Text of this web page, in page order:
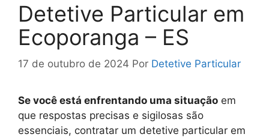
Detetive Particular em
Ecoporanga – ES
17 de outubro de 2024 Por Detetive Particular
Se você está enfrentando uma situação em
que respostas precisas e sigilosas são
essenciais, contratar um detetive particular em